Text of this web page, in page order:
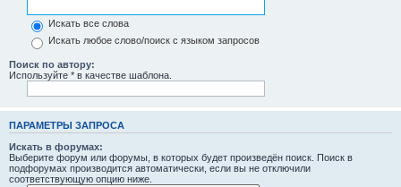
Искать все слова
Искать любое слово/поиск с языком запросов
Поиск по автору:
Используйте * в качестве шаблона.
ПАРАМЕТРЫ ЗАПРОСА
Искать в форумах:
Выберите форум или форумы, в которых будет произведён поиск. Поиск в
подфорумах производится автоматически, если вы не отключили
соответствующую опцию ниже.